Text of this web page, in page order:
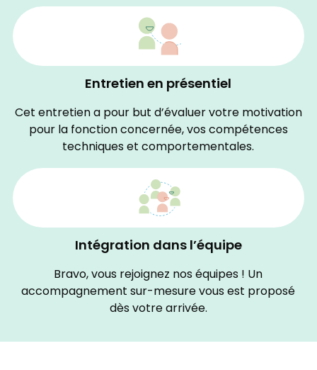
Entretien en présentiel
Cet entretien a pour but d’évaluer votre motivation
pour la fonction concernée, vos compétences
techniques et comportementales.
Intégration dans l’équipe
Bravo, vous rejoignez nos équipes ! Un
accompagnement sur-mesure vous est proposé
dès votre arrivée.